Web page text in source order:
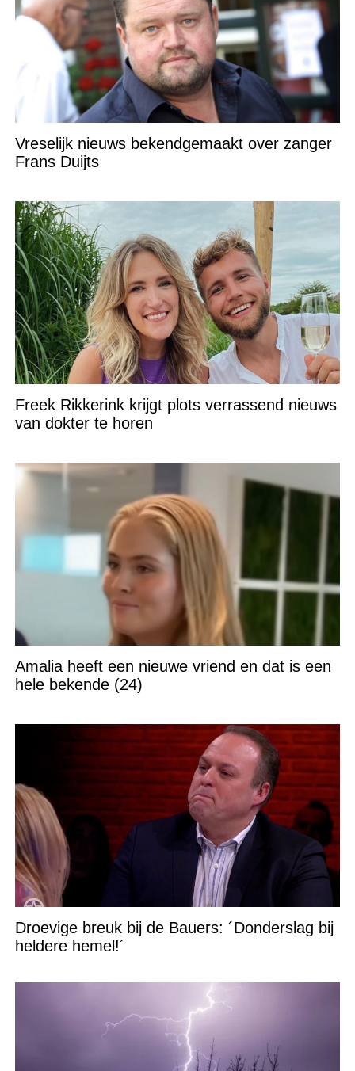
Vreselijk nieuws bekendgemaakt over zanger
Frans Duijts
Freek Rikkerink krijgt plots verrassend nieuws
van dokter te horen
Amalia heeft een nieuwe vriend en dat is een
hele bekende (24)
Droevige breuk bij de Bauers: ´Donderslag bij
heldere hemel!´